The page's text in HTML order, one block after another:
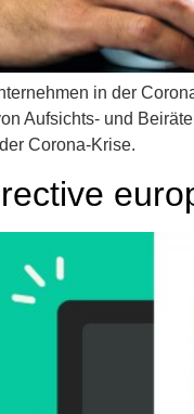
in der
Aufsichts- und
Corona-Krise.